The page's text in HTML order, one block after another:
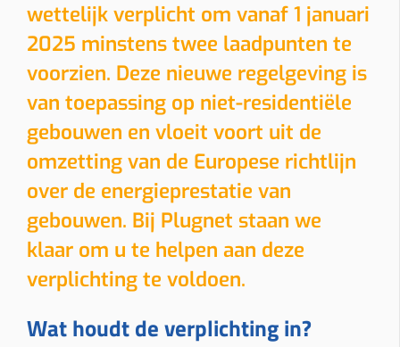
wettelijk verplicht om vanaf 1 januari
2025 minstens twee laadpunten te
voorzien. Deze nieuwe regelgeving is
van toepassing op niet-residentiële
gebouwen en vloeit voort uit de
omzetting van de Europese richtlijn
over de energieprestatie van
gebouwen. Bij Plugnet staan we
klaar om u te helpen aan deze
verplichting te voldoen.
Wat houdt de verplichting in?